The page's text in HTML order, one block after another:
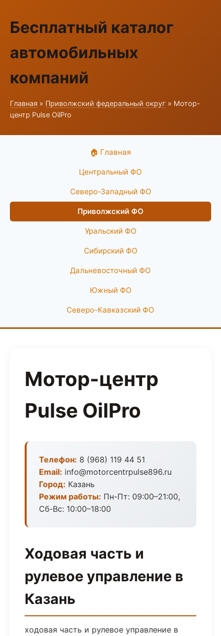
Бесплатный каталог
автомобильных
компаний
Главная » Приволжский федеральный округ » Мотор-
центр Pulse OilPro
🏠 Главная
Центральный ФО
Северо-Западный ФО
Приволжский ФО
Уральский ФО
Сибирский ФО
Дальневосточный ФО
Южный ФО
Северо-Кавказский ФО
Мотор-центр
Pulse OilPro
Телефон: 8 (968) 119 44 51
Email: info@motorcentrpulse896.ru
Город: Казань
Режим работы: Пн-Пт: 09:00–21:00,
Сб-Вс: 10:00–18:00
Ходовая часть и
рулевое управление в
Казань
ходовая часть и рулевое управление в